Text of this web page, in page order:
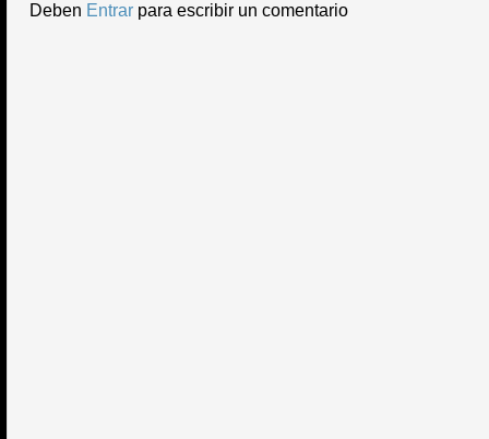
Deben Entrar para escribir un comentario